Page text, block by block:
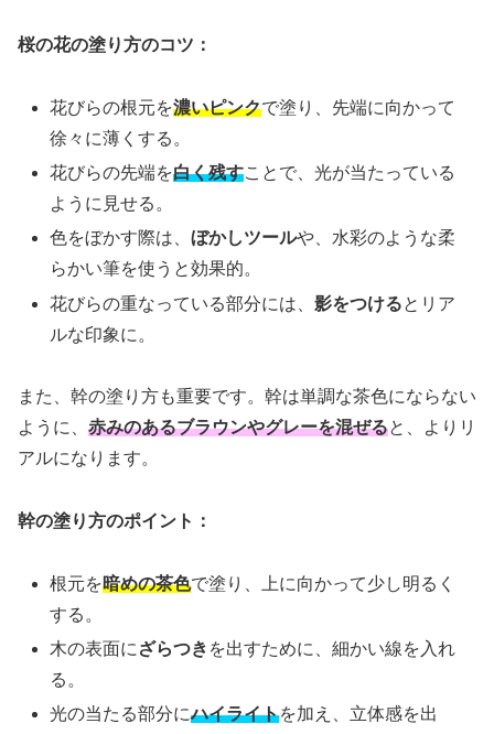
桜の花の塗り方のコツ：
花びらの根元を濃いピンクで塗り、先端に向かって
徐々に薄くする。
花びらの先端を白く残すことで、光が当たっている
ように見せる。
色をぼかす際は、ぼかしツールや、水彩のような柔
らかい筆を使うと効果的。
花びらの重なっている部分には、影をつけるとリア
ルな印象に。
また、幹の塗り方も重要です。幹は単調な茶色にならない
ように、 赤みのあるブラウンやグレーを混ぜると、よりリ
アルになります。
幹の塗り方のポイント：
根元を暗めの茶色で塗り、上に向かって少し明るく
する。
木の表面に ざらつき を出すために、細かい線を入れ
る。
光の当たる部分にハイライトを加え、立体感を出